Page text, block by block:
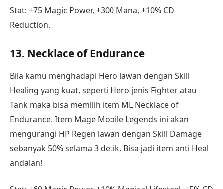
Stat: +75 Magic Power, +300 Mana, +10% CD
Reduction.
13. Necklace of Endurance
Bila kamu menghadapi Hero lawan dengan Skill
Healing yang kuat, seperti Hero jenis Fighter atau
Tank maka bisa memilih item ML Necklace of
Endurance. Item Mage Mobile Legends ini akan
mengurangi HP Regen lawan dengan Skill Damage
sebanyak 50% selama 3 detik. Bisa jadi item anti Heal
andalan!